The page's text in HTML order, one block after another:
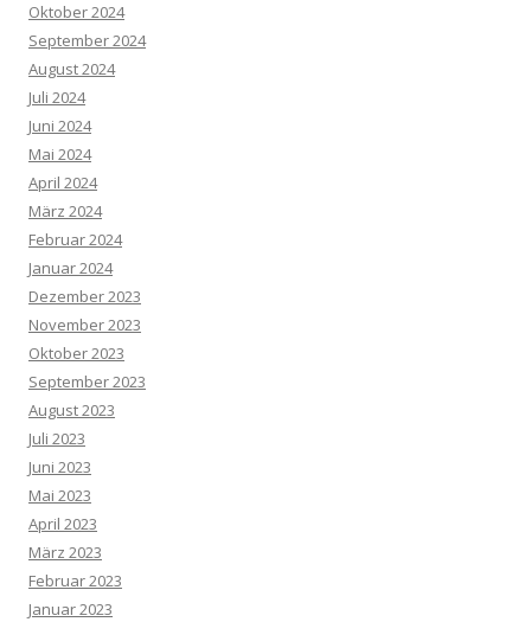
Oktober 2024
September 2024
August 2024
Juli 2024
Juni 2024
Mai 2024
April 2024
März 2024
Februar 2024
Januar 2024
Dezember 2023
November 2023
Oktober 2023
September 2023
August 2023
Juli 2023
Juni 2023
Mai 2023
April 2023
März 2023
Februar 2023
Januar 2023